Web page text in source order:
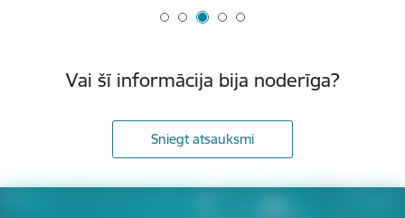
Vai šī informācija bija noderīga?
Sniegt atsauksmi